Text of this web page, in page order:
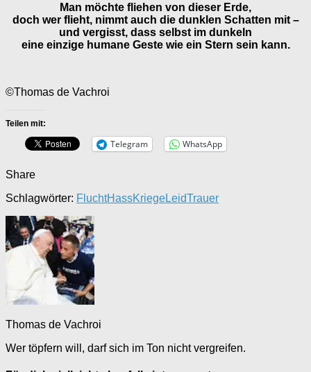
Man möchte fliehen von dieser Erde,
doch wer flieht, nimmt auch die dunklen Schatten mit –
und vergisst, dass selbst im dunkeln
eine einzige humane Geste wie ein Stern sein kann.
©Thomas de Vachroi
Teilen mit:
Telegram WhatsApp
Share
Schlagwörter: FluchtHassKriegeLeidTrauer
Thomas de Vachroi
Wer töpfern will, darf sich im Ton nicht vergreifen.